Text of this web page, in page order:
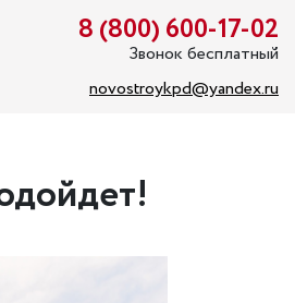
8 (800) 600-17-02
Звонок бесплатный
novostroykpd@yandex.ru